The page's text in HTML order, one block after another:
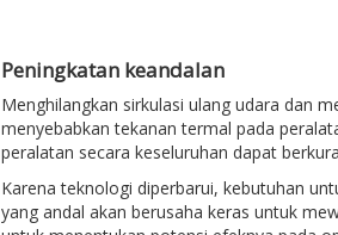
Peningkatan keandalan
Menghilangkan sirkulasi ulang udara dan
menyebabkan tekanan termal pada
peralatan secara keseluruhan dapat
Karena teknologi diperbarui, kebutuhan
yang andal akan berusaha keras untuk